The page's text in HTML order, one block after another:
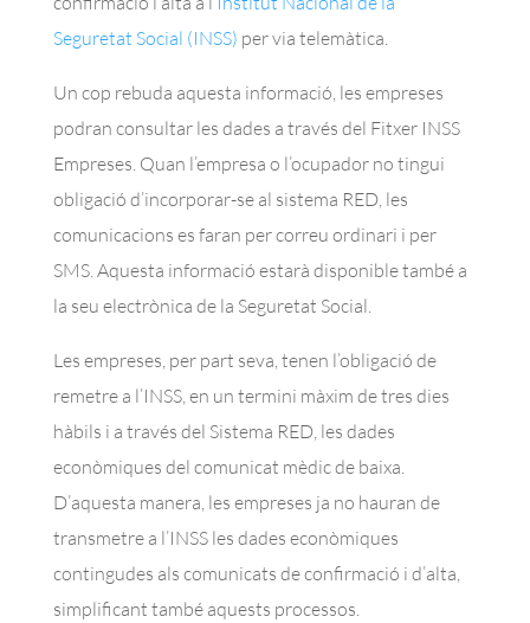
Seguretat Social (INSS) per via telemàtica.
Un cop rebuda aquesta informació, les empreses
podran consultar les dades a través del Fitxer INSS
Empreses. Quan l’empresa o l’ocupador no tingui
obligació d’incorporar-se al sistema RED, les
comunicacions es faran per correu ordinari i per
SMS. Aquesta informació estarà disponible també a
la seu electrònica de la Seguretat Social.
Les empreses, per part seva, tenen l’obligació de
remetre a l’INSS, en un termini màxim de tres dies
hàbils i a través del Sistema RED, les dades
econòmiques del comunicat mèdic de baixa.
D’aquesta manera, les empreses ja no hauran de
transmetre a l’INSS les dades econòmiques
contingudes als comunicats de confirmació i d’alta,
simplificant també aquests processos.